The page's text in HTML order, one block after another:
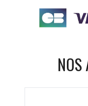
NOS